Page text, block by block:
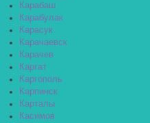
Карабаш
Карабулак
Карасук
Карачаевск
Карачев
Каргат
Каргополь
Карпинск
Карталы
Касимов